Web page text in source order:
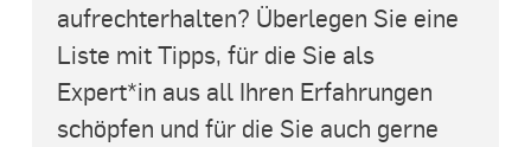
aufrechterhalten? Überlegen Sie eine
Liste mit Tipps, für die Sie als
Expert*in aus all Ihren Erfahrungen
schöpfen und für die Sie auch gerne